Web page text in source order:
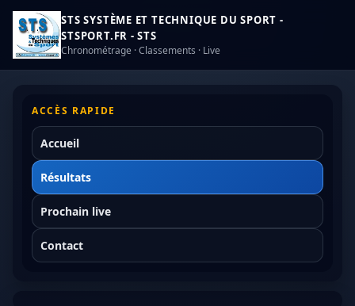
STS SYSTÈME ET TECHNIQUE DU SPORT -
STSPORT.FR - STS
Chronométrage · Classements · Live
ACCÈS RAPIDE
Accueil
Résultats
Prochain live
Contact